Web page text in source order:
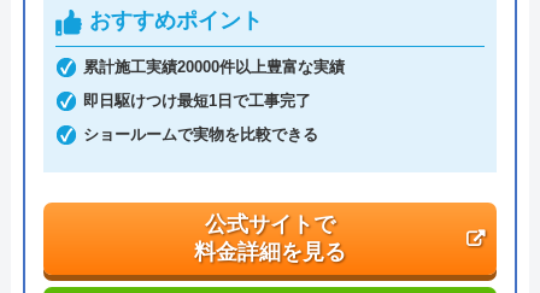
代表者 島村禮孝
創業・設立 平成4年6月1日創業
本社所在地
〒542-0066
おすすめポイント
累計施工実績20000件以上豊富な実績
即日駆けつけ最短1日で工事完了
ショールームで実物を比較できる
公式サイトで
料金詳細を見る